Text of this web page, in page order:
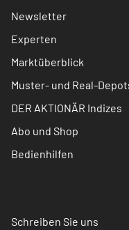
Newsletter
Experten
Marktüberblick
Muster- und Real-
DER AKTIONÄR Indizes
Abo und Shop
Bedienhilfen
Schreiben Sie uns